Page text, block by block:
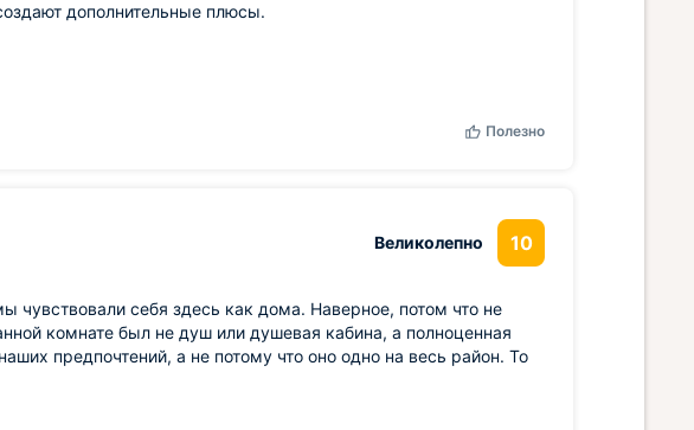
дополнительные плюсы.
Полезно
Великолепно 10
себя здесь как дома. Наверное, потом что не
комнате был не душ или душевая кабина, а полноценная
предпочтений, а не потому что оно одно на весь район. То